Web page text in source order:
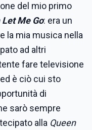
del mio primo
Me Go: era un
la mia musica nella
ad altri
fare televisione
è ciò cui sto
di
sarò sempre
alla Queen